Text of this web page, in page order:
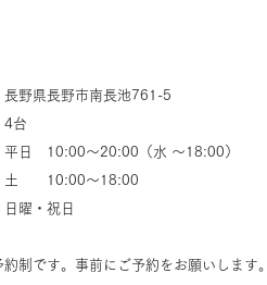
長野市南長池761-5
台
日 10:00～20:00（水 ～18:00）
～18:00
・祝日
約制です。事前にご予約をお願いします。